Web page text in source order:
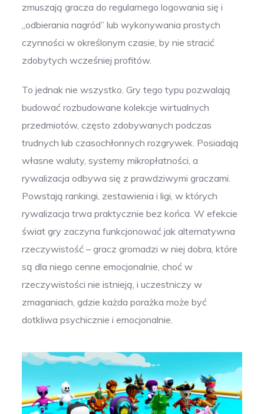
zmuszają gracza do regularnego logowania się i
„odbierania nagród” lub wykonywania prostych
czynności w określonym czasie, by nie stracić
zdobytych wcześniej profitów.
To jednak nie wszystko. Gry tego typu pozwalają
budować rozbudowane kolekcje wirtualnych
przedmiotów, często zdobywanych podczas
trudnych lub czasochłonnych rozgrywek. Posiadają
własne waluty, systemy mikropłatności, a
rywalizacja odbywa się z prawdziwymi graczami.
Powstają rankingi, zestawienia i ligi, w których
rywalizacja trwa praktycznie bez końca. W efekcie
świat gry zaczyna funkcjonować jak alternatywna
rzeczywistość – gracz gromadzi w niej dobra, które
są dla niego cenne emocjonalnie, choć w
rzeczywistości nie istnieją, i uczestniczy w
zmaganiach, gdzie każda porażka może być
dotkliwa psychicznie i emocjonalnie.